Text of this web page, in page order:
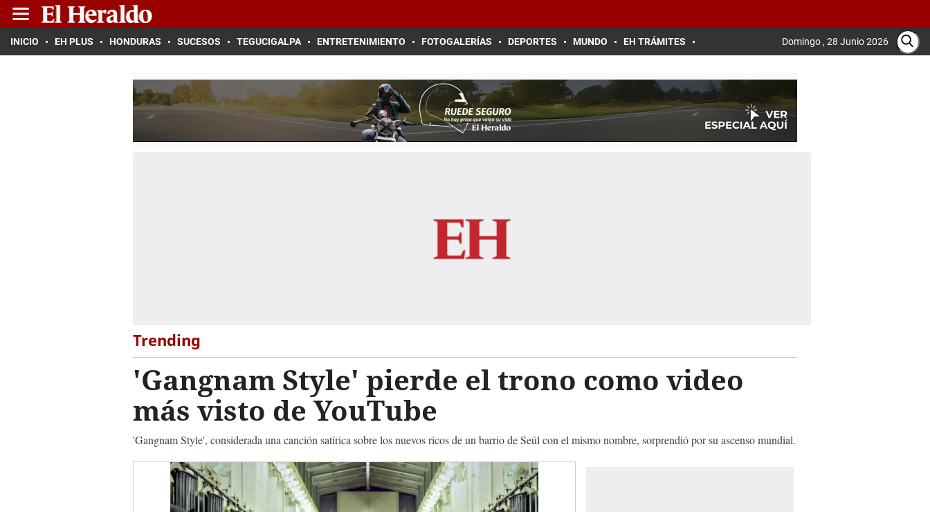
INICIO EH PLUS HONDURAS SUCESOS TEGUCIGALPA ENTRETENIMIENTO FOTOGALERÍAS DEPORTES MUNDO EH TRÁMITES Domingo , 28 Junio 2026
Trending
'Gangnam Style' pierde el trono como video
más visto de YouTube
'Gangnam Style', considerada una canción satírica sobre los nuevos ricos de un barrio de Seúl con el mismo nombre, sorprendió por su ascenso mundial.